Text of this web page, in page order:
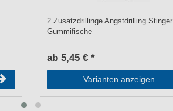
2 Zusatzdrillinge Angstdrilling Stinger
Gummifische
ab 5,45 € *
Varianten anzeigen